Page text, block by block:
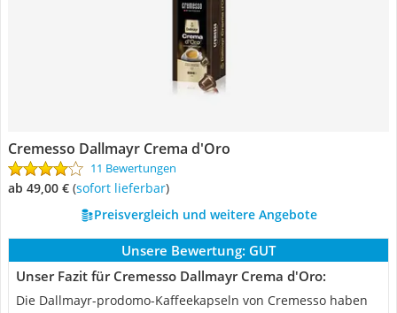
Cremesso Dallmayr Crema d'Oro
11 Bewertungen
ab 49,00 € ( Sofort lieferbar)
Preisvergleich und weitere Angebote
Unsere Bewertung: GUT
Unser Fazit für Cremesso Dallmayr Crema d'Oro:
Die Dallmayr-prodomo-Kaffeekapseln von Cremesso haben